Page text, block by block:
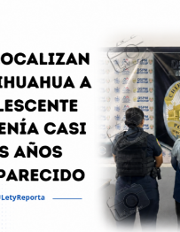
fue dejado en las
infantil. La
para determinar el
responsables.